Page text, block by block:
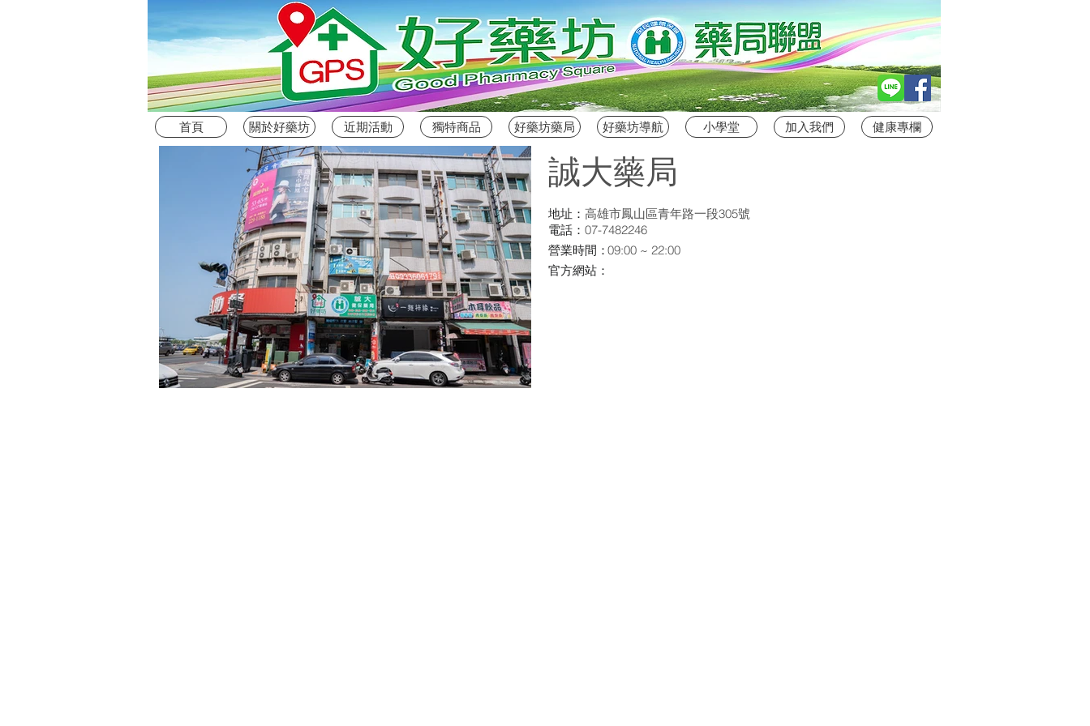
首頁 關於好藥坊 近期活動 獨特商品 好藥坊藥局 好藥坊導航 小學堂 加入我們 健康專欄
誠大藥局
高雄市鳳山區青年路一段305號
地址：
07-7482246
電話：
09:00 ~ 22:00
營業時間：
官方網站：